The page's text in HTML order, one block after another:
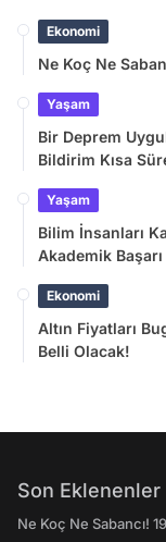
Ekonomi
Ne Koç Ne
Yaşam
Bir Deprem
Bildirim Kısa
Yaşam
Bilim İnsanları
Akademik
Ekonomi
Altın Fiyatları
Belli Olacak!
Son Eklenenler
Ne Koç Ne Sabancı!